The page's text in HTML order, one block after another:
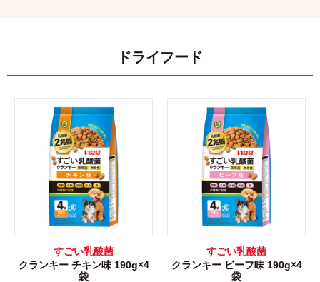
ドライフード
すごい乳酸菌
クランキー チキン味 190g×4
袋
すごい乳酸菌
クランキー ビーフ味 190g×4
袋